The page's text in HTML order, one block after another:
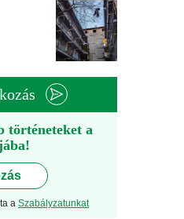
történeteket a
a Szabályzatunkat